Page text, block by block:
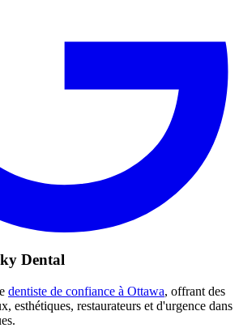
Dental
dentiste de confiance à Ottawa, offrant des
esthétiques, restaurateurs et d'urgence dans